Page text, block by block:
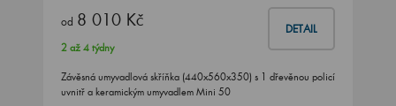
od 8 010 Kč DETAIL
2 až 4 týdny
Závěsná umyvadlová skříňka (440x560x350) s 1 dřevěnou policí
uvnitř a keramickým umyvadlem Mini 50